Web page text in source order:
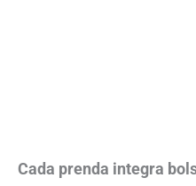
Cada prenda integra